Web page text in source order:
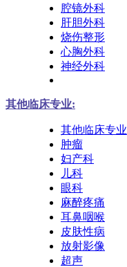
腔镜外科
肝胆外科
烧伤整形
心胸外科
神经外科
其他临床专业:
其他临床专业
肿瘤
妇产科
儿科
眼科
麻醉疼痛
耳鼻咽喉
皮肤性病
放射影像
超声